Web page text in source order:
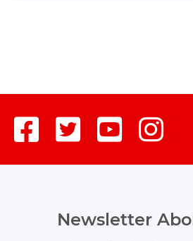
Newsletter